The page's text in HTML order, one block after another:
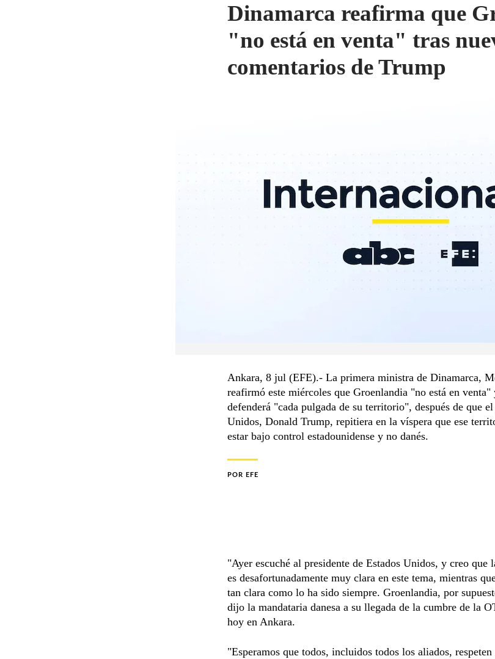
Dinamarca reafirma que
"no está en venta" tras
comentarios de Trump
Ankara, 8 jul (EFE).- La primera ministra de Dinamarca,
reafirmó este miércoles que Groenlandia "no está en venta"
defenderá "cada pulgada de su territorio", después de que
Unidos, Donald Trump, repitiera en la víspera que ese
estar bajo control estadounidense y no danés.
POR EFE
"Ayer escuché al presidente de Estados Unidos, y creo que
es desafortunadamente muy clara en este tema, mientras
tan clara como lo ha sido siempre. Groenlandia, por
dijo la mandataria danesa a su llegada de la cumbre de la
hoy en Ankara.
"Esperamos que todos, incluidos todos los aliados,